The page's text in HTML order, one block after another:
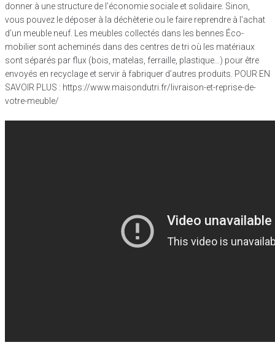
donner à une structure de l’économie sociale et solidaire. Sinon,
vous pouvez le déposer à la déchèterie ou le faire reprendre à l’achat
d’un meuble neuf. Les meubles collectés dans les bennes Éco-
mobilier sont acheminés dans des centres de tri où les matériaux
sont séparés par flux (bois, matelas, ferraille, plastique…) pour être
envoyés en recyclage et servir à fabriquer d’autres produits. POUR EN
SAVOIR PLUS : https://www.maisondutri.fr/livraison-et-reprise-de-
votre-meuble/